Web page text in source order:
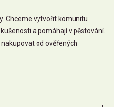
Chceme vytvořit komunitu
a pomáhají v pěstování.
od ověřených